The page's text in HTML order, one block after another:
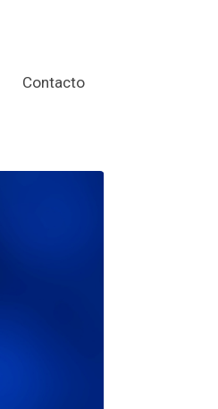
Contacto